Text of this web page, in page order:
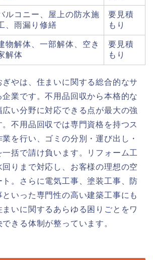
ルコニー、屋上の防水施
、雨漏り修繕
要見積
もり
物解体、一部解体、空き
解体
要見積
もり
やは、住まいに関する総合的なサ
業です。不用品回収から本格的な
い分野に対応できる点が最大の強
不用品回収では専門資格を持つス
を行い、ゴミの分別・運び出し・
括で請け負います。リフォーム工
りまで対応し、お客様の理想の空
ト。さらに電気工事、塗装工事、防
いった専門性の高い建築工事にも
いに関するあらゆる困りごとをワ
きる体制が整っています。